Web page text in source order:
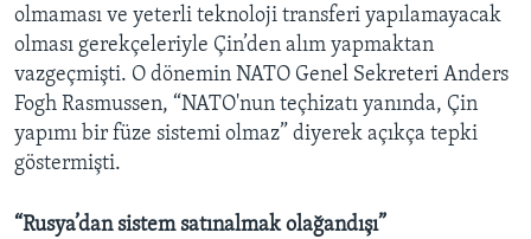
olmaması ve yeterli teknoloji transferi yapılamayacak
olması gerekçeleriyle Çin’den alım yapmaktan
vazgeçmişti. O dönemin NATO Genel Sekreteri Anders
Fogh Rasmussen, “NATO'nun teçhizatı yanında, Çin
yapımı bir füze sistemi olmaz” diyerek açıkça tepki
göstermişti.
“Rusya’dan sistem satınalmak olağandışı”